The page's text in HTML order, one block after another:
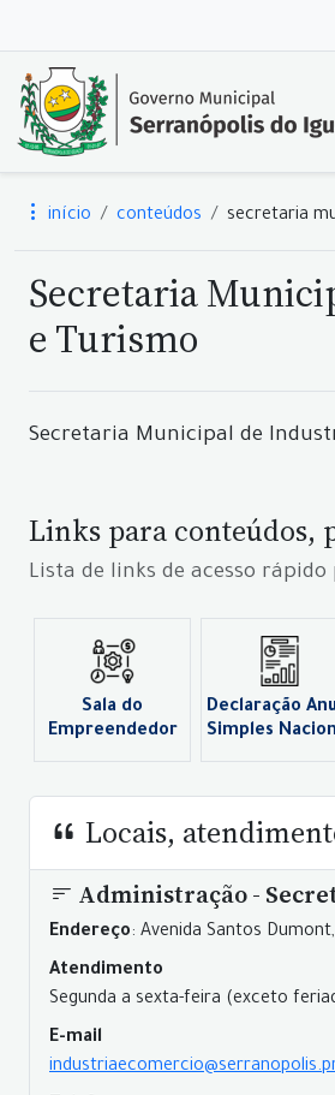
início conteúdos secretaria
Secretaria
e Turismo
Secretaria Municipal de
Links para conteúdos,
Lista de links de acesso
Sala do
Empreendedor
Declaração
Simples
Locais,
Administração -
Endereço: Avenida Santos
Atendimento
Segunda a sexta-feira (exceto
E-mail